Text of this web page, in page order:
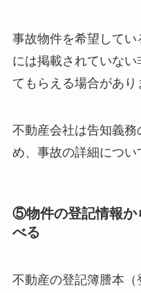
事故物件を希望してい
には掲載されていな
てもらえる場合があり
不動産会社は告知義
め、事故の詳細につい
⑤物件の登記情報か
べる
不動産の登記簿謄本